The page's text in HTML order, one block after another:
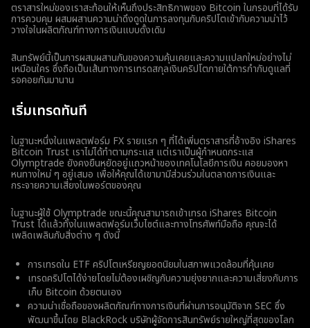
ตราสารใหม่ของเราสะท้อนให้เห็นถึงประสิทธิภาพของ Bitcoin ในกรอบที่ได้รับ
การควบคุม ผสมผสานความน่าดึงดูดในการลงทุนกับคริปโตเข้ากับความน่าไว้
วางใจในผลิตภัณฑ์ทางการเงินแบบดั้งเดิม
สินทรัพย์นี้เป็นการผสมผสานกันของความคุ้นเคยและความแปลกใหม่อย่างไม่
เหมือนใคร ซึ่งถือเป็นเส้นทางการเทรดสกุลเงินคริปโตภายใต้การกำกับดูแลที่
รอคอยกันมานาน
เริ่มเทรดทันที
ในฐานะหนึ่งในแพลตฟอร์ม FX รายแรก ๆ ที่ได้เพิ่มตราสารที่อ้างอิง iShares
Bitcoin Trust เราไม่ได้ทำตามกระแส แต่เราเป็นผู้กำหนดกระแส
Olymptrade ยังคงยืนหยัดอยู่แถวหน้าของเทคโนโลยีการเงิน คอยมองหา
หนทางใหม่ ๆ อยู่เสมอ เพื่อให้คุณได้เขามามีส่วนร่วมในตลาดการเงินและ
กระจายความเสี่ยงในพอร์ตของคุณ
ในฐานะผู้ใช้ Olymptrade ขณะนี้คุณสามารถเข้าเทรด iShares Bitcoin
Trust ได้แล้วทั้งในแพลตฟอร์มเว็บไซต์และทางโทรศัพท์มือถือ คุณจะได้
เพลิดเพลินกับสิ่งต่าง ๆ ดังนี้
การเทรดใน ETF คริปโตเหรียญยอดนิยมในสภาพแวดล้อมที่คุ้นเคย
เทรดคริปโตได้ง่ายโดยไม่ต้องเผชิญกับความยุ่งยากและความเสี่ยงกับการ
เก็บ Bitcoin ด้วยตนเอง
ความน่าเชื่อถือของผลิตภัณฑ์ทางการเงินที่ผ่านการอนุมัติจาก SEC ซึ่ง
พัฒนาขึ้นโดย BlackRock บริษัทผู้จัดการสินทรัพย์รายใหญ่ที่สุดของโลก